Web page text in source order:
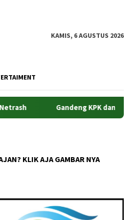
KAMIS, 6 AGUSTUS 2026
Gandeng KPK dan Pemda
KLIK AJA GAMBAR NYA